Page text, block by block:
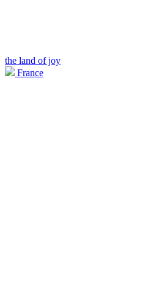
the land of joy
France